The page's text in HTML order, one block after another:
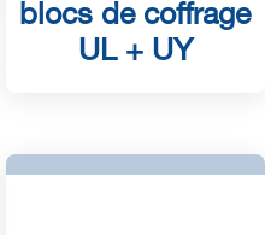
blocs de coffrage
UL + UY